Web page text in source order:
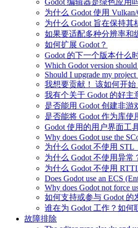
Godot 编辑器是绿色应用
为什么 Godot 使用
为什么 Godot 旨在保持其
如果要适配多种分辨率和
如何扩展 Godot？
Godot 的下一个版本什么
Which Godot version
Should I upgrade my
我想要贡献！ 该如何开始
我有个关于 Godot 的好主
是否能用 Godot 创建非游
是否能将 Godot 作为库使
Godot 使用的用户界面工
Why does Godot use the
为什么 Godot 不使用 STL
为什么 Godot 不使用异常
为什么 Godot 不使用 RTTI
Does Godot use an ECS
Why does Godot not force
如何支持或参与 Godot 的
谁在为 Godot 工作？如何
故障排除